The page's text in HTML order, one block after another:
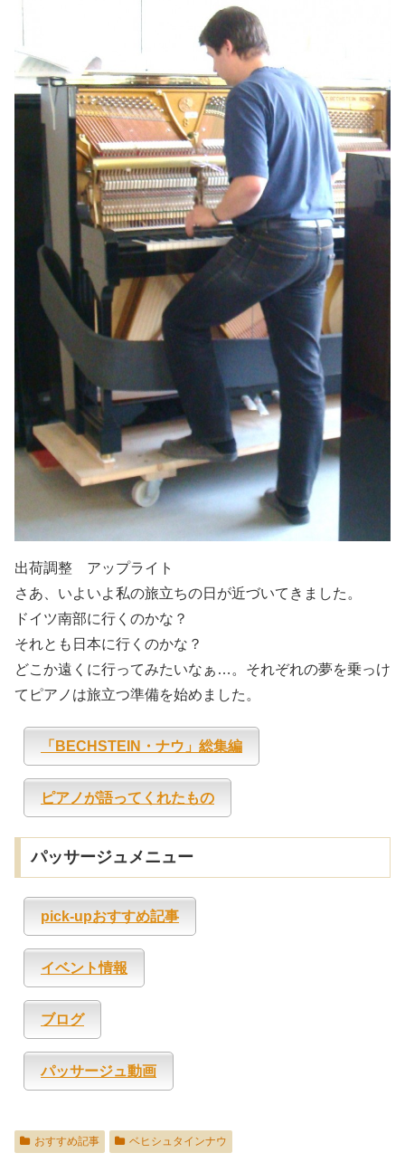
出荷調整 アップライト
さあ、いよいよ私の旅立ちの日が近づいてきました。
ドイツ南部に行くのかな？
それとも日本に行くのかな？
どこか遠くに行ってみたいなぁ…。それぞれの夢を乗っけ
てピアノは旅立つ準備を始めました。
「BECHSTEIN・ナウ」総集編
ピアノが語ってくれたもの
パッサージュメニュー
pick-upおすすめ記事
イベント情報
ブログ
パッサージュ動画
おすすめ記事 ベヒシュタインナウ